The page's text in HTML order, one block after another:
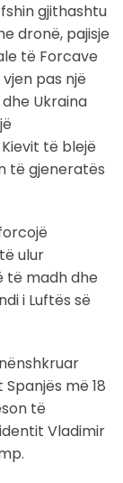
gjithashtu
dronë, pajisje
të Forcave
pas një
Ukraina
të blejë
të gjeneratës
ulur
të madh dhe
i Luftës së
më 18
të
Vladimir